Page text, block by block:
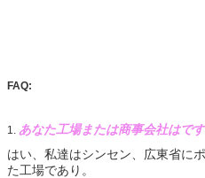
FAQ:
1. あなた工場または商事会社はです
はい、私達はシンセン、広東省に
た工場であり。